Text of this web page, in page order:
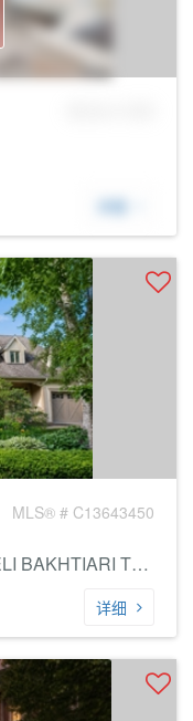
详细
MLS® # C13643450
经纪公司: RE/MAX REALTRON ELI BAKHTIARI TEAM REALTY
详细